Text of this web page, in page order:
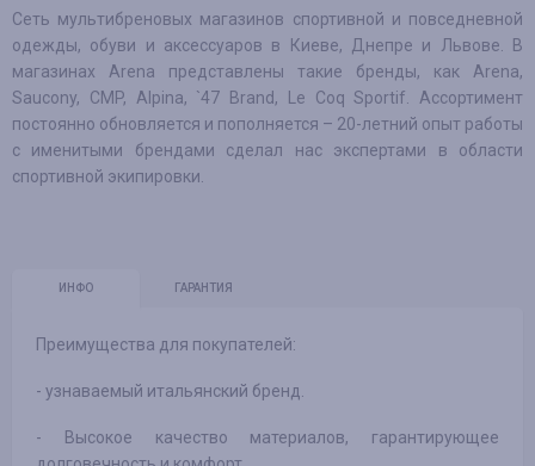
Сеть мультибреновых магазинов спортивной и повседневной
одежды, обуви и аксессуаров в Киеве, Днепре и Львове. В
магазинах Arena представлены такие бренды, как Arena,
Saucony, CMP, Alpina, `47 Brand, Le Coq Sportif. Ассортимент
постоянно обновляется и пополняется – 20-летний опыт работы
с именитыми брендами сделал нас экспертами в области
спортивной экипировки.
ИНФО ГАРАНТИЯ
Преимущества для покупателей:
- узнаваемый итальянский бренд.
- Высокое качество материалов, гарантирующее